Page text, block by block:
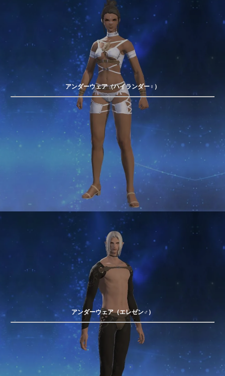
アンダーウェア（ハイランダー♀）
アンダーウェア（エレゼン♂）